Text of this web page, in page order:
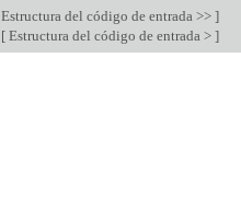
Estructura del código de entrada >> ]
[ Estructura del código de entrada > ]